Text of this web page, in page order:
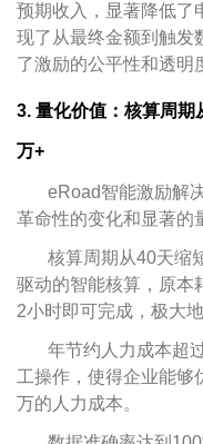
预期收入，显著降低了
现了从最终金额到触发
了激励的公平性和透明
3. 量化价值：核算周期
万+
eRoad智能激励解
革命性的变化和显著的
核算周期从40天缩
驱动的智能核算，原本
2小时即可完成，极大
年节约人力成本超
工操作，使得企业能够
万的人力成本。